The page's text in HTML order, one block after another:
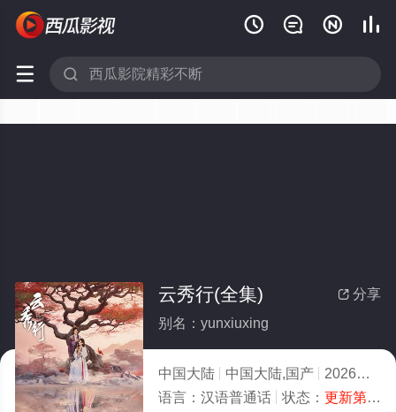
   
 
 分享
云秀行(全集)
别名：yunxiuxing
中国大陆 中国大陆,国产 2026
6.0
语言： 汉语普通话 状态： 更新第36集